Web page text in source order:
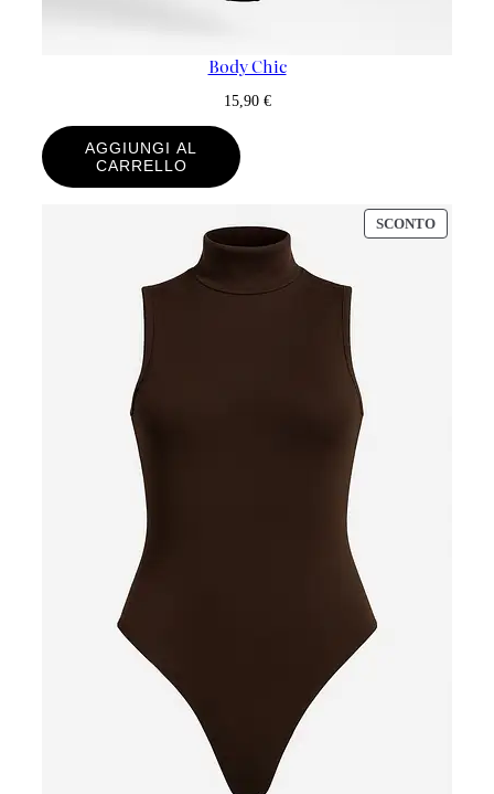
Body Chic
15,90 €
AGGIUNGI AL
CARRELLO
SCONTO
IN